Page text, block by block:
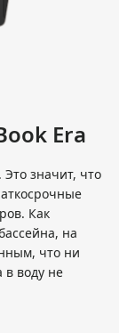
Era
значит, что
Как
на
что ни
в воду не